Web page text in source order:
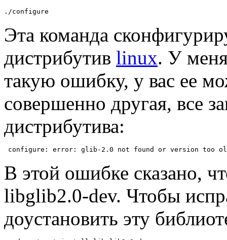
./configure
Эта команда
дистрибутив linux. У
такую ошибку, у вас ее
совершенно другая, все
дистрибутива:
configure: error: glib-2.0 not found or version too
В этой ошибке сказано,
libglib2.0-dev. Чтобы
доустановить эту